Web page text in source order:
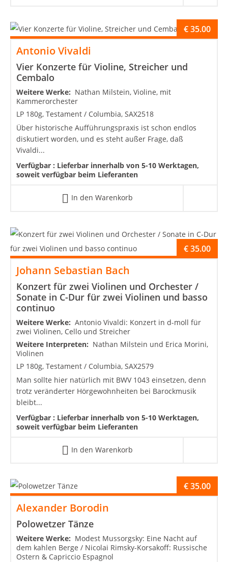
Antonio Vivaldi
Vier Konzerte für Violine, Streicher und
Cembalo
€35.00
Weitere Werke: Nathan Milstein, Violine, mit
Kammerorchester
LP 180g, Testament / Columbia, SAX2518
Über historische Aufführungspraxis ist schon endlos
diskutiert worden, und es steht außer Frage, daß
Vivaldi...
Verfügbar : Lieferbar innerhalb von 5-10 Werktagen,
soweit verfügbar beim Lieferanten
In den Warenkorb
Johann Sebastian Bach
Konzert für zwei Violinen und Orchester /
Sonate in C-Dur für zwei Violinen und basso
continuo
€35.00
Weitere Werke: Antonio Vivaldi: Konzert in d-moll für
zwei Violinen, Cello und Streicher
Weitere Interpreten: Nathan Milstein und Erica Morini,
Violinen
LP 180g, Testament / Columbia, SAX2579
Man sollte hier natürlich mit BWV 1043 einsetzen, denn
trotz veränderter Hörgewohnheiten bei Barockmusik
bleibt...
Verfügbar : Lieferbar innerhalb von 5-10 Werktagen,
soweit verfügbar beim Lieferanten
In den Warenkorb
Alexander Borodin
Polowetzer Tänze
€35.00
Weitere Werke: Modest Mussorgsky: Eine Nacht auf
dem kahlen Berge / Nicolai Rimsky-Korsakoff: Russische
Ostern & Capriccio Espagnol